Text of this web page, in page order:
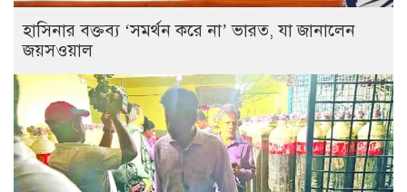
হাসিনার বক্তব্য ‘সমর্থন করে না’ ভারত, যা জানালেন
জয়সওয়াল